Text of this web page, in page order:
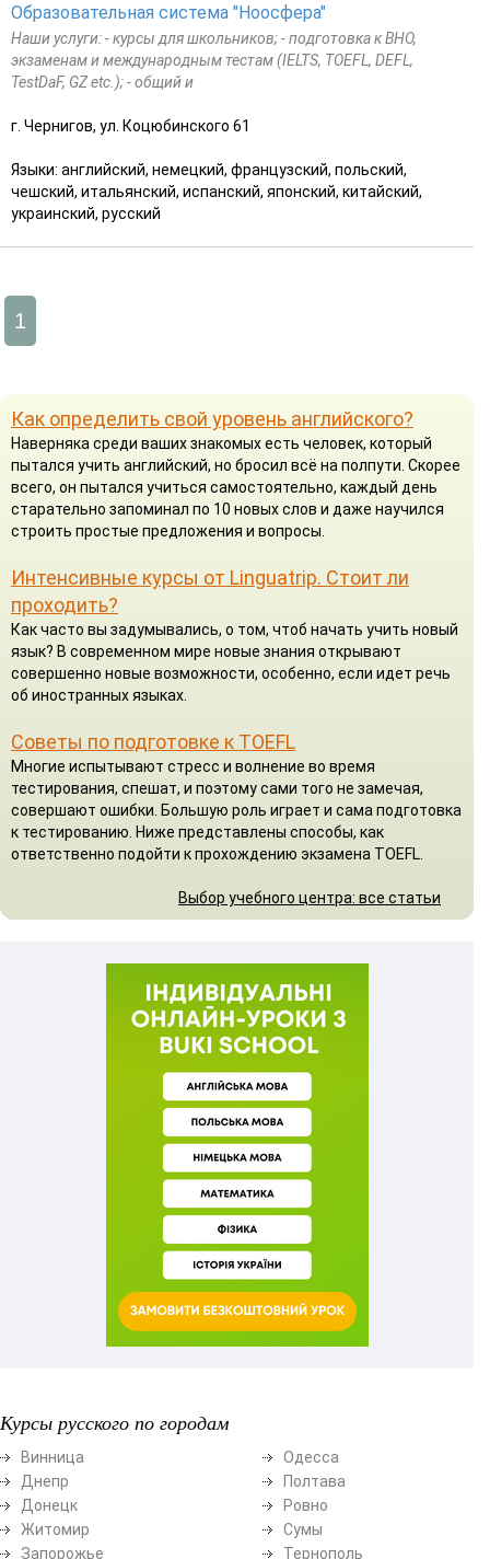
Образовательная система "Ноосфера"
Наши услуги: - курсы для школьников; - подготовка к ВНО,
экзаменам и международным тестам (IELTS, TOEFL, DEFL,
TestDaF, GZ etc.); - общий и
г. Чернигов, ул. Коцюбинского 61
Языки: английский, немецкий, французский, польский,
чешский, итальянский, испанский, японский, китайский,
украинский, русский
1
Как определить свой уровень английского?
Наверняка среди ваших знакомых есть человек, который
пытался учить английский, но бросил всё на полпути. Скорее
всего, он пытался учиться самостоятельно, каждый день
старательно запоминал по 10 новых слов и даже научился
строить простые предложения и вопросы.
Интенсивные курсы от Linguatrip. Стоит ли
проходить?
Как часто вы задумывались, о том, чтоб начать учить новый
язык? В современном мире новые знания открывают
совершенно новые возможности, особенно, если идет речь
об иностранных языках.
Советы по подготовке к TOEFL
Многие испытывают стресс и волнение во время
тестирования, спешат, и поэтому сами того не замечая,
совершают ошибки. Большую роль играет и сама подготовка
к тестированию. Ниже представлены способы, как
ответственно подойти к прохождению экзамена TOEFL.
Выбор учебного центра: все статьи
Курсы русского по городам
Винница
Днепр
Донецк
Житомир
Запорожье
Одесса
Полтава
Ровно
Сумы
Тернополь